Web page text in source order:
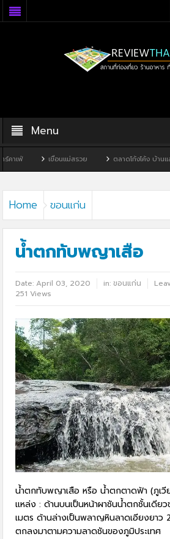
Menu
เขื่อนแม่สรวย ตลาดโก้งโค้ง บ้านแสงโสม
Home ขอนแก่น
น้ำตกทับพญาเสือ
Date:April 03, 2020 in:ขอนแก่น
251 Views
น้ำตกทับพญาเสือ หรือ น้ำตกตาดฟ้า (ภูเ
แหล่ง : ด้านบนเป็นหน้าผาชันน้ำตกชั้นเดีย
เมตร ด้านล่างเป็นพลาญหินลาดเอียงยาว
ตกลงมาตามความลาดชันของภูมิประเทศ